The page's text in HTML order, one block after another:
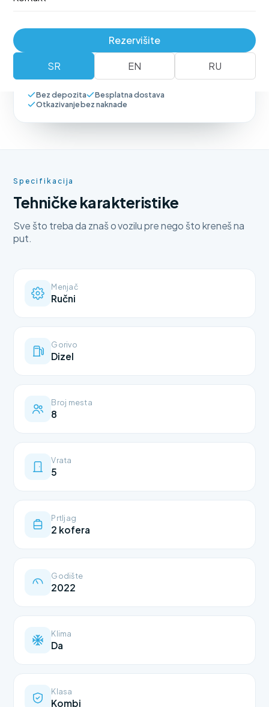
Rezervišite
SR EN RU
Rezerviši vozilo +381 62 183 54 00
Bez depozita
Besplatna dostava
Otkazivanje bez naknade
Specifikacija
Tehničke karakteristike
Sve što treba da znaš o vozilu pre nego što kreneš na
put.
Menjač
Ručni
Gorivo
Dizel
Broj mesta
8
Vrata
5
Prtljag
2 kofera
Godište
2022
Klima
Da
Klasa
Kombi